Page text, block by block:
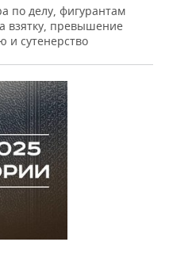
по делу, фигурантам
взятку, превышение
и сутенерство